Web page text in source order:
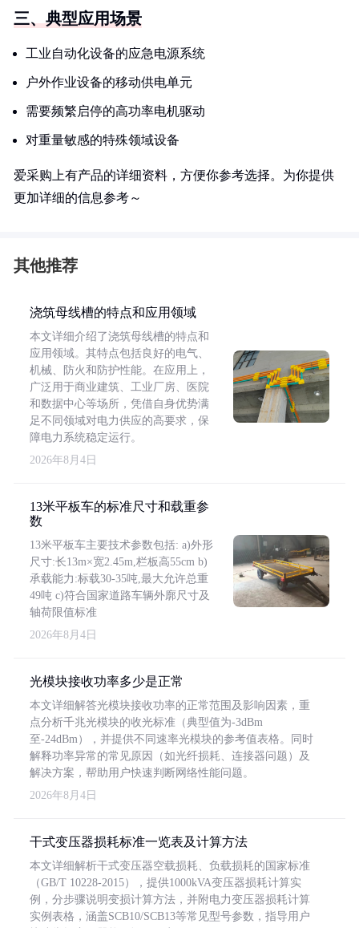
三、典型应用场景
工业自动化设备的应急电源系统
户外作业设备的移动供电单元
需要频繁启停的高功率电机驱动
对重量敏感的特殊领域设备
爱采购上有产品的详细资料，方便你参考选择。为你提供
更加详细的信息参考～
其他推荐
浇筑母线槽的特点和应用领域
本文详细介绍了浇筑母线槽的特点和
应用领域。其特点包括良好的电气、
机械、防火和防护性能。在应用上，
广泛用于商业建筑、工业厂房、医院
和数据中心等场所，凭借自身优势满
足不同领域对电力供应的高要求，保
障电力系统稳定运行。
2026年8月4日
13米平板车的标准尺寸和载重参
数
13米平板车主要技术参数包括: a)外形
尺寸:长13m×宽2.45m,栏板高55cm b)
承载能力:标载30-35吨,最大允许总重
49吨 c)符合国家道路车辆外廓尺寸及
轴荷限值标准
2026年8月4日
光模块接收功率多少是正常
本文详细解答光模块接收功率的正常范围及影响因素，重
点分析千兆光模块的收光标准（典型值为-3dBm
至-24dBm），并提供不同速率光模块的参考值表格。同时
解释功率异常的常见原因（如光纤损耗、连接器问题）及
解决方案，帮助用户快速判断网络性能问题。
2026年8月4日
干式变压器损耗标准一览表及计算方法
本文详细解析干式变压器空载损耗、负载损耗的国家标准
（GB/T 10228-2015），提供1000kVA变压器损耗计算实
例，分步骤说明变损计算方法，并附电力变压器损耗计算
实例表格，涵盖SCB10/SCB13等常见型号参数，指导用户